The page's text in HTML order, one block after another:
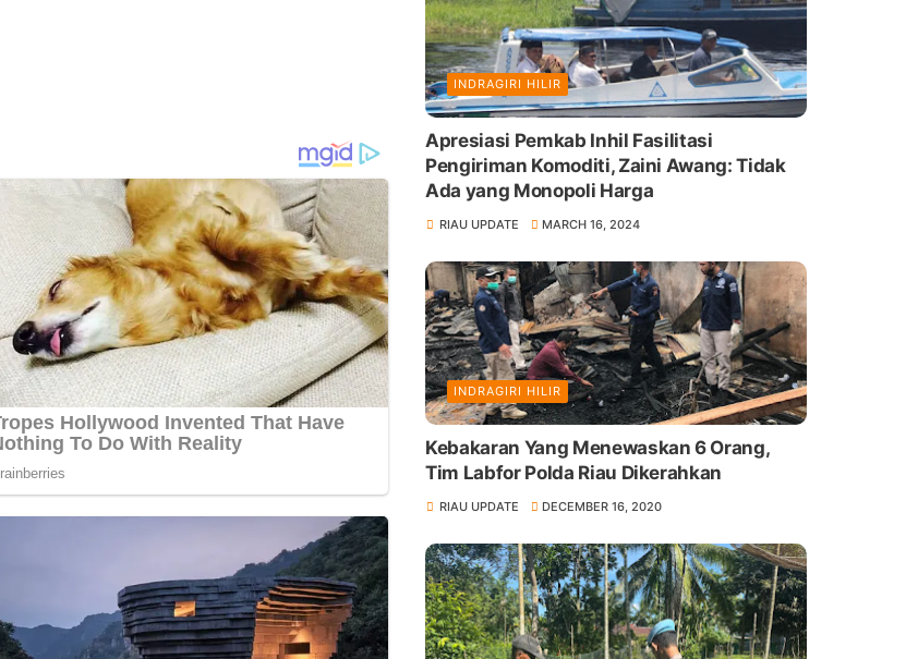
INDRAGIRI HILIR
Apresiasi Pemkab Inhil Fasilitasi
Pengiriman Komoditi, Zaini Awang: Tidak
Ada yang Monopoli Harga
RIAU UPDATE MARCH 16, 2024
INDRAGIRI HILIR
Kebakaran Yang Menewaskan 6 Orang,
Tim Labfor Polda Riau Dikerahkan
RIAU UPDATE DECEMBER 16, 2020